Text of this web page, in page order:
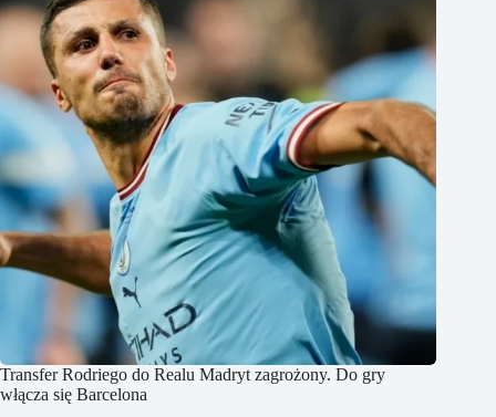
Transfer Rodriego do Realu Madryt zagrożony. Do gry
włącza się Barcelona